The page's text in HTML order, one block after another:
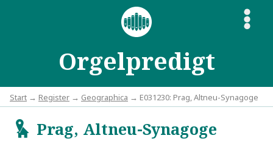
Orgelpredigt
S
Start → Register → Geographica → E031230: Prag, Altneu-Synagoge
gPrag, Altneu-Synagoge